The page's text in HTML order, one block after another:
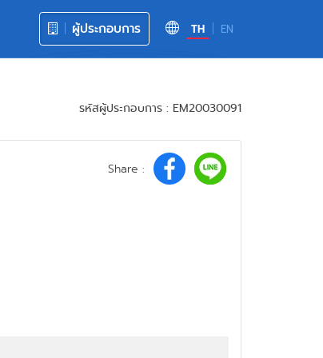
TH EN
ผู้ประกอบการ
รหัสผู้ประกอบการ : EM20030091
Share :